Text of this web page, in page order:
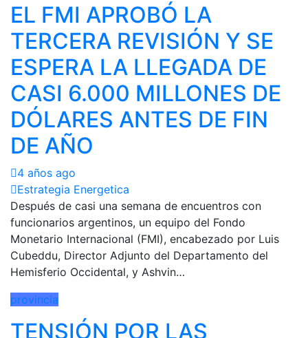
EL FMI APROBÓ LA
TERCERA REVISIÓN Y SE
ESPERA LA LLEGADA DE
CASI 6.000 MILLONES DE
DÓLARES ANTES DE FIN
DE AÑO
4 años ago
Estrategia Energetica
Después de casi una semana de encuentros con
funcionarios argentinos, un equipo del Fondo
Monetario Internacional (FMI), encabezado por Luis
Cubeddu, Director Adjunto del Departamento del
Hemisferio Occidental, y Ashvin…
provincia
TENSIÓN POR LAS